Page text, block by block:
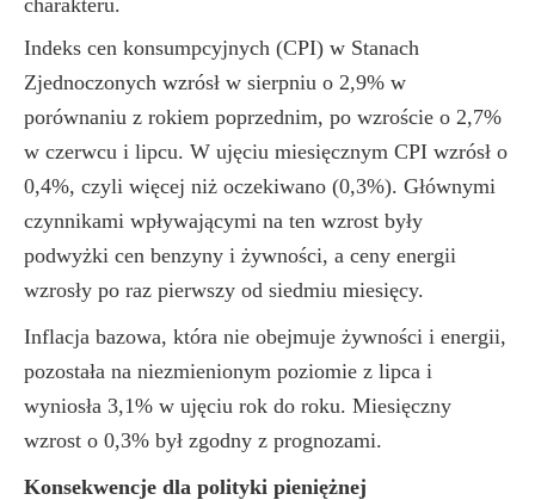
charakteru.
Indeks cen konsumpcyjnych (CPI) w Stanach
Zjednoczonych wzrósł w sierpniu o 2,9% w
porównaniu z rokiem poprzednim, po wzroście o 2,7%
w czerwcu i lipcu. W ujęciu miesięcznym CPI wzrósł o
0,4%, czyli więcej niż oczekiwano (0,3%). Głównymi
czynnikami wpływającymi na ten wzrost były
podwyżki cen benzyny i żywności, a ceny energii
wzrosły po raz pierwszy od siedmiu miesięcy.
Inflacja bazowa, która nie obejmuje żywności i energii,
pozostała na niezmienionym poziomie z lipca i
wyniosła 3,1% w ujęciu rok do roku. Miesięczny
wzrost o 0,3% był zgodny z prognozami.
Konsekwencje dla polityki pieniężnej